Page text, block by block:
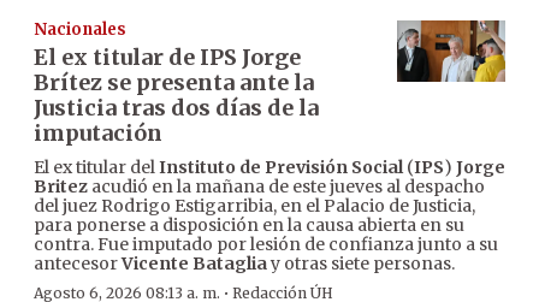
Nacionales
El ex titular de IPS Jorge
Brítez se presenta ante la
Justicia tras dos días de la
imputación
El ex titular delInstituto de Previsión Social(IPS) Jorge
Britez acudió en la mañana de este jueves al despacho
del juez Rodrigo Estigarribia, en el Palacio de Justicia,
para ponerse a disposición en la causa abierta en su
contra. Fue imputado por lesión de confianza junto a su
antecesorVicente Batagliay otras siete personas.
Agosto 6, 2026 08:13 a. m. · Redacción ÚH